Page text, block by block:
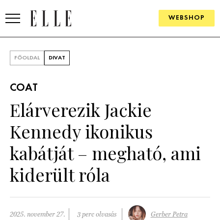
WEBSHOP
SZÉPSÉG
PSZICHÉ
PÁRKAPCSOLAT
FŐOLDAL DIVAT
COAT
Elárverezik Jackie
Kennedy ikonikus
kabátját – megható, ami
kiderült róla
2025. november 27. 3 perc olvasás Gerber Petra